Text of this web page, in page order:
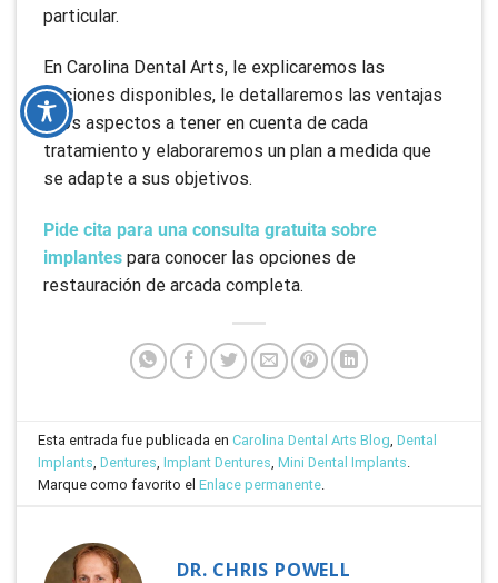
particular.
En Carolina Dental Arts, le explicaremos las
opciones disponibles, le detallaremos las ventajas
y los aspectos a tener en cuenta de cada
tratamiento y elaboraremos un plan a medida que
se adapte a sus objetivos.
Pide cita para una consulta gratuita sobre
implantes para conocer las opciones de
restauración de arcada completa.
Esta entrada fue publicada enCarolina Dental Arts Blog ,Dental
Implants ,Dentures ,Implant Dentures ,Mini Dental Implants
Marque como favorito elEnlace permanente
DR. CHRIS POWELL